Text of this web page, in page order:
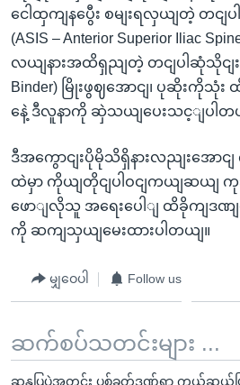
ငေါထှကျနပွေီး စမျးရလှယျတဲ့ တငျ
(ASIS – Anterior Superior Iliac
လယျနားအထိရှညျတဲ့ တငျပါဆုံသိုငျးထိ
Binder) မြိုးဖွဈအောငျ၊ ပုဆိုးကိုသုံး
နေဲ့ ဒီလူနာကို ဆှဲသယျပေးသင့ျပါတ
ဒီအကွောငျးပိုမိုသိရှိနားလညျးအောငျ
ထဲမှာ ကိုယျတိုငျပါဝငျကယျဆယျ
ဖောျလိုသူ အရေးပေါျ ထိခိုကျဒဏ
ကို ဆကျသှယျမေးထားပါတယျ။
မျှဝေပါ Follow us
ဆက်စပ်သတင်းများ ...
ဆန္ဒပြပွဲအတွင်း ပစ်ခတ်ဒဏ်ရာ ကယ်ဆယ်ပ